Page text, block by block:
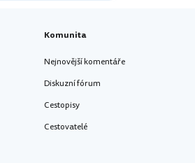
Komunita
Nejnovější komentáře
Diskuzní fórum
Cestopisy
Cestovatelé